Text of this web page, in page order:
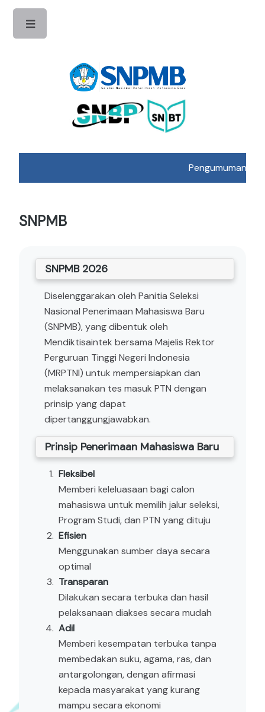
Pengumuman
SNPMB
SNPMB 2026
Diselenggarakan oleh Panitia Seleksi
Nasional Penerimaan Mahasiswa Baru
(SNPMB), yang dibentuk oleh
Mendiktisaintek bersama Majelis Rektor
Perguruan Tinggi Negeri Indonesia
(MRPTNI) untuk mempersiapkan dan
melaksanakan tes masuk PTN dengan
prinsip yang dapat
dipertanggungjawabkan.
Prinsip Penerimaan Mahasiswa Baru
Fleksibel
Memberi keleluasaan bagi calon
mahasiswa untuk memilih jalur seleksi,
Program Studi, dan PTN yang dituju
Efisien
Menggunakan sumber daya secara
optimal
Transparan
Dilakukan secara terbuka dan hasil
pelaksanaan diakses secara mudah
Adil
Memberi kesempatan terbuka tanpa
membedakan suku, agama, ras, dan
antargolongan, dengan afirmasi
kepada masyarakat yang kurang
mampu secara ekonomi